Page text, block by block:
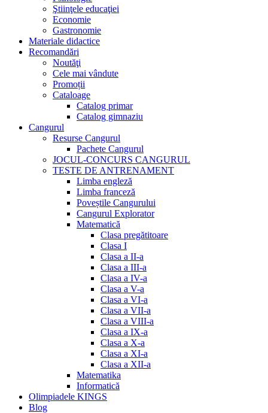
Ştiinţele educaţiei
Economie
Gastronomie
Materiale didactice
Recomandări
Noutăţi
Cele mai vândute
Promoții
Cataloage
Catalog primar
Catalog gimnaziu
Cangurul
Resurse Cangurul
Pachete Cangurul
JOCUL-CONCURS CANGURUL
TESTE DE ANTRENAMENT
Limba engleză
Limba franceză
Poveștile Cangurului
Cangurul Explorator
Matematică
Clasa pregătitoare
Clasa I
Clasa a II-a
Clasa a III-a
Clasa a IV-a
Clasa a V-a
Clasa a VI-a
Clasa a VII-a
Clasa a VIII-a
Clasa a IX-a
Clasa a X-a
Clasa a XI-a
Clasa a XII-a
Matematika
Informatică
Olimpiadele KINGS
Blog